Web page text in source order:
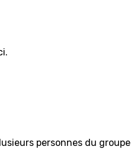
personnes du groupe